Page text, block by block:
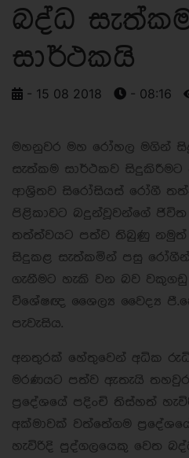
බද්ධ
සාර්ථකයි
- 15 08 2018 - 08:16
මහනුවර මහ රෝහල මගින්
සැත්කම සාර්ථකව සිදුකිරීමට
ආශ්‍රිතව සිරෝසියස් රෝගී
පිළිකාවට බදුන්වූවන්ගේ ජිවිත
තත්ත්වයට පත්ව තිබුණු
සිදුකළ සැත්කමින් පසු රෝගීන්
ගැනීමට හැකි වන බව
විශේෂඥ ශෛල්‍ය වෛද්‍ය
පැවැසිය.
අනතුරක් හේතුවෙන් අධික
මරණයට පත්ව ඇතැයි
ප්‍රදේශයේ පදිංචි තිස්හත්
අක්මාවක් වත්තේගම
හැවිරිදි පුද්ගලයෙකු වෙත